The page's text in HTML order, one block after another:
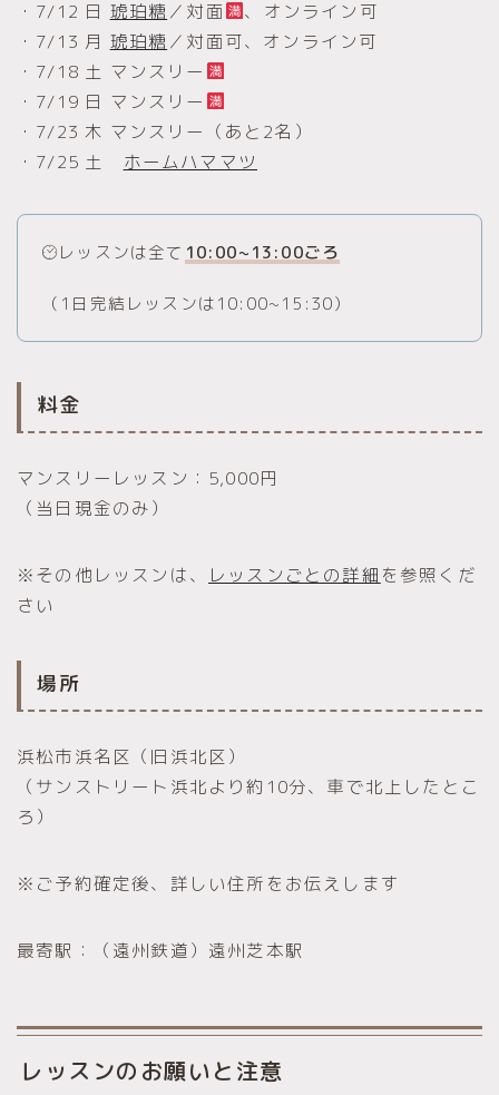
・7/12 日 琥珀糖 ／対面
、オンライン可
・7/13 月 琥珀糖 ／対面可、オンライン可
・7/18 土 マンスリー
・7/19 日 マンスリー
・7/23 木 マンスリー（あと2名）
・7/25 土 ホームハママツ
レッスンは全て 10:00~13:00ごろ
（1日完結レッスンは10:00~15:30）
料金
マンスリーレッスン：5,000円
（当日現金のみ）
※その他レッスンは、 レッスンごとの詳細 を参照くだ
さい
場所
浜松市浜名区（旧浜北区）
（サンストリート浜北より約10分、車で北上したとこ
ろ）
※ご予約確定後、詳しい住所をお伝えします
最寄駅：（遠州鉄道）遠州芝本駅
レッスンのお願いと注意